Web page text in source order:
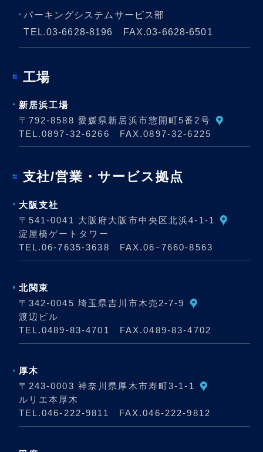
パーキングシステムサービス部
TEL.03-6628-8196 FAX.03-6628-6501
工場
新居浜工場
〒792-8588 愛媛県新居浜市惣開町5番2号
TEL.0897-32-6266 FAX.0897-32-6225
支社/営業・サービス拠点
大阪支社
〒541-0041 大阪府大阪市中央区北浜4-1-1
淀屋橋ゲートタワー
TEL.06-7635-3638 FAX.06ｰ7660-8563
北関東
〒342-0045 埼玉県吉川市木売2-7-9
渡辺ビル
TEL.0489-83-4701 FAX.0489-83-4702
厚木
〒243-0003 神奈川県厚木市寿町3-1-1
ルリエ本厚木
TEL.046-222-9811 FAX.046-222-9812